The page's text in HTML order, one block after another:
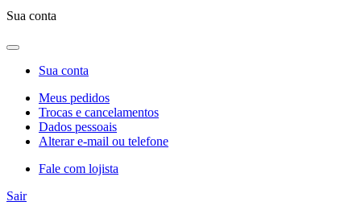
Sua conta
Sua conta
Meus pedidos
Trocas e cancelamentos
Dados pessoais
Alterar e-mail ou telefone
Fale com lojista
Sair